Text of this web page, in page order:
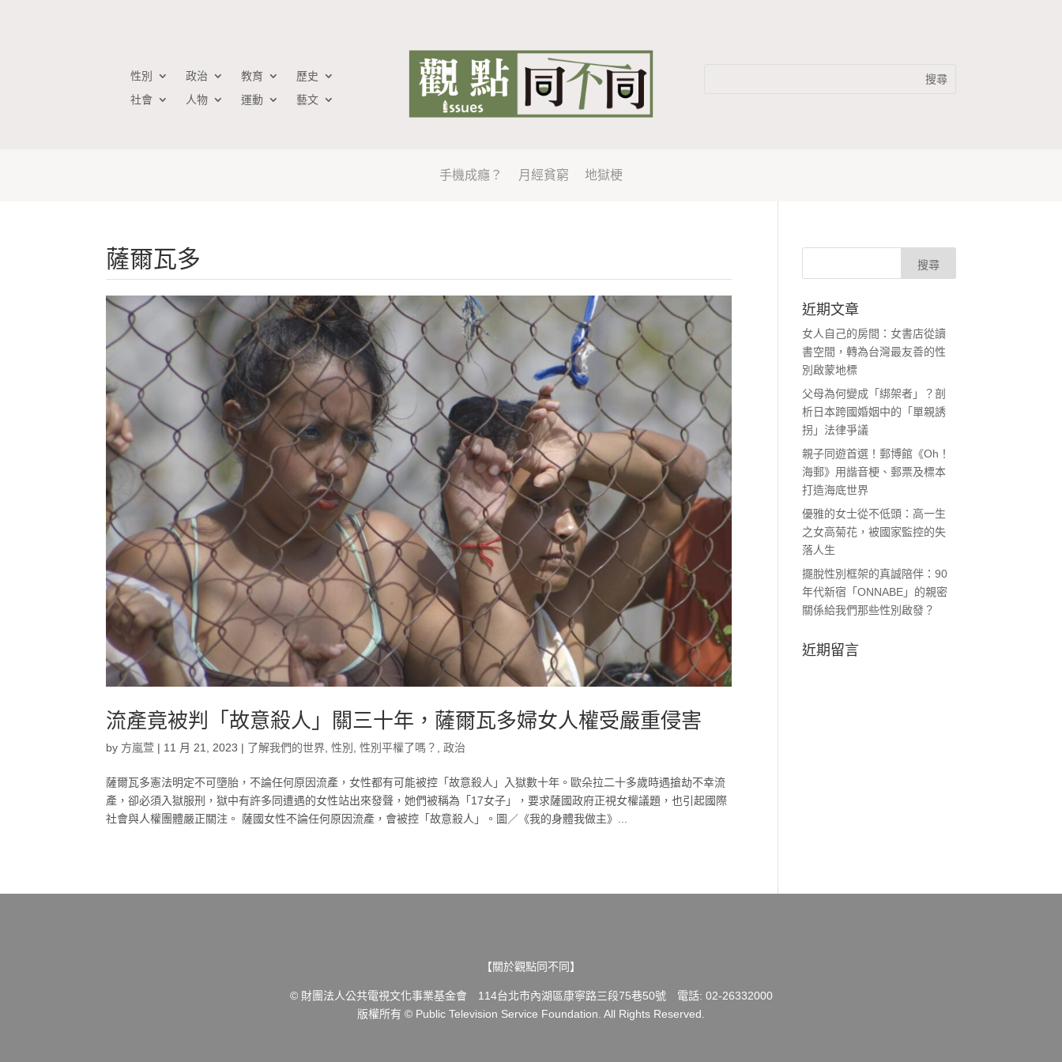
性別 政治 教育
歷史
社會
人物 運動 藝文
手機成癮？ 月經貧窮 地獄梗
薩爾瓦多
流產竟被判「故意殺人」關三十年，薩爾瓦多婦女人權受嚴重侵害
by 方嵐萱 | 11 月 21, 2023 | 了解我們的世界 ,性別 ,性別平權了嗎？ ,政治
薩爾瓦多憲法明定不可墮胎，不論任何原因流產，女性都有可能被控「故意殺人」入獄數十年。歐朵拉二十多歲時遇搶劫不幸流
產，卻必須入獄服刑，獄中有許多同遭遇的女性站出來發聲，她們被稱為「17女子」，要求薩國政府正視女權議題，也引起國際
社會與人權團體嚴正關注。 薩國女性不論任何原因流產，會被控「故意殺人」。圖／《我的身體我做主》...
近期文章
女人自己的房間：女書店從讀
書空間，轉為台灣最友善的性
別啟蒙地標
父母為何變成「綁架者」？剖
析日本跨國婚姻中的「單親誘
拐」法律爭議
親子同遊首選！郵博館《Oh！
海郵》用諧音梗、郵票及標本
打造海底世界
優雅的女士從不低頭：高一生
之女高菊花，被國家監控的失
落人生
擺脫性別框架的真誠陪伴：90
年代新宿「ONNABE」的親密
關係給我們那些性別啟發？
近期留言
【關於觀點同不同】
© 財團法人公共電視文化事業基金會 114台北市內湖區康寧路三段75巷50號 電話: 02-26332000
版權所有 © Public Television Service Foundation. All Rights Reserved.